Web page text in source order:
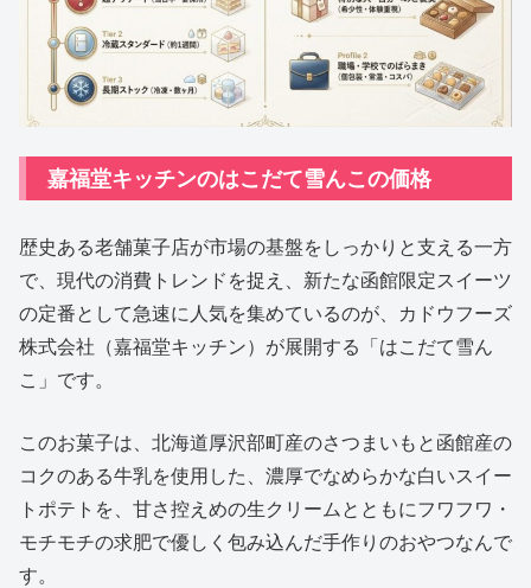
嘉福堂キッチンのはこだて雪んこの価格
歴史ある老舗菓子店が市場の基盤をしっかりと支える一方
で、現代の消費トレンドを捉え、新たな函館限定スイーツ
の定番として急速に人気を集めているのが、カドウフーズ
株式会社（嘉福堂キッチン）が展開する「はこだて雪ん
こ」です。
このお菓子は、北海道厚沢部町産のさつまいもと函館産の
コクのある牛乳を使用した、濃厚でなめらかな白いスイー
トポテトを、甘さ控えめの生クリームとともにフワフワ・
モチモチの求肥で優しく包み込んだ手作りのおやつなんで
す。